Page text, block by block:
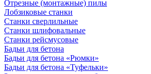
Отрезные (монтажные) пилы
Лобзиковые станки
Станки сверлильные
Станки шлифовальные
Станки рейсмусовые
Бадьи для бетона
Бадьи для бетона «Рюмки»
Бадьи для бетона «Туфельки»